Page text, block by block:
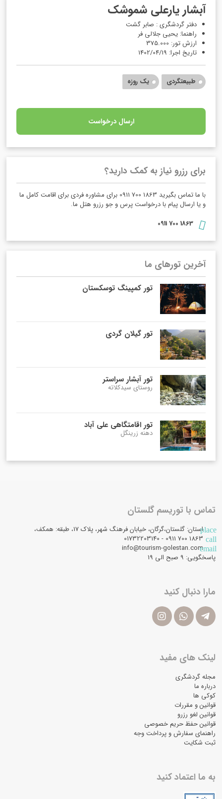
آبشار یارعلی شموشک
دفتر گردشگری : صابر گشت
راهنما: یحیی جلالی فر
ارزش تور: 375.000
تاریخ اجرا: 1402/04/19
طبیعتگردی یک روزه
ارسال درخواست
برای رزرو نیاز به کمک دارید؟
با ما تماس بگیرید 1863 700 0911 برای مشاوره فردی برای اقامت کامل ما
و یا ارسال پیام با درخواست پرس و جو رزرو هتل ما.
1863 700 0911
آخرین تورهای ما
تور کمپینگ توسکستان
تور گیلان گردی
تور آبشار سراستر
روستای سیدکلاته
تور اقامتگاهی علی آباد
دهنه زرینگل
تماس با توریسم گلستان
placeاستان: گلستان،گرگان، خیابان فرهنگ شهر، پلاک 17، طبقه: همکف،
call
email
info@tourism-golestan.com
پاسخگویی: ۹ صبح الی 19
مارا دنبال کنید
لینک های مفید
مجله گردشگری
درباره ما
کوکی ها
قوانین و مقررات
قوانین لغو رزرو
قوانین حفظ حریم خصوصی
راهنمای سفارش و پرداخت وجه
ثبت شکایت
به ما اعتماد کنید